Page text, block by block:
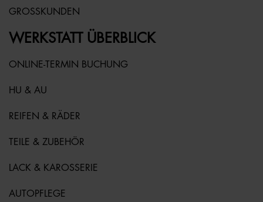
GROSSKUNDEN
WERKSTATT ÜBERBLICK
ONLINE-TERMIN BUCHUNG
HU & AU
REIFEN & RÄDER
TEILE & ZUBEHÖR
LACK & KAROSSERIE
AUTOPFLEGE